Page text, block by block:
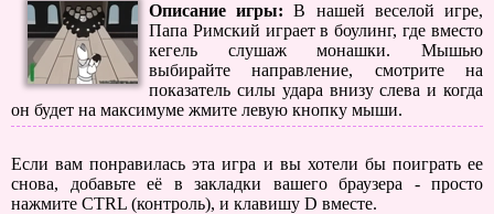
Описание игры:
В нашей веселой игре,
Папа Римский играет в боулинг, где вместо
кегель слушаж монашки. Мышью
выбирайте направление, смотрите на
показатель силы удара внизу слева и когда
он будет на максимуме жмите левую кнопку мыши.
Если вам понравилась эта игра и вы хотели бы поиграть ее
снова, добавьте её в закладки вашего браузера - просто
нажмите CTRL (контроль), и клавишу D вместе.